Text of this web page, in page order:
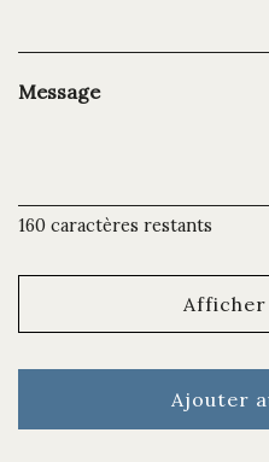
Message
160 caractères restants
Ajouter